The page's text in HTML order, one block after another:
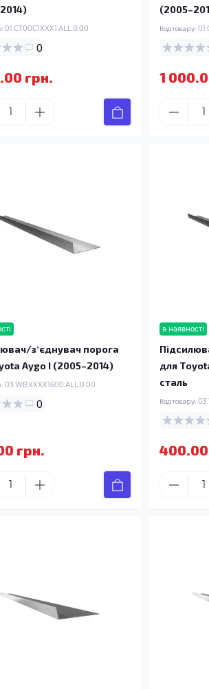
01.CT00C1XXX1.ALL.0.00
0
грн.
Код товару:
1
зʼєднувач порога
Aygo I (2005–2014)
03.WBXXXX1600.ALL.0.00
0
грн.
в наявності
для
сталь
Код товару:
400.00